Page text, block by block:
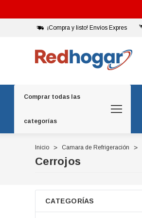
¡Compra y listo! Envíos Expres
Comprar todas las
categorías
Inicio Camara de Refrigeración
Cerrojos
CATEGORÍAS